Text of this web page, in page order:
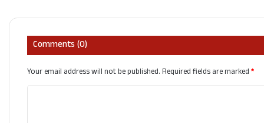
Comments (0)
Your email address will not be published.Required fields are marked*